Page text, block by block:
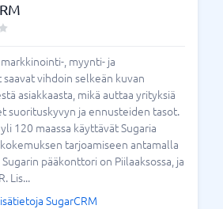
, myynti- ja
vihdoin selkeän kuvan
asiakkaasta, mikä auttaa yrityksiä
suorituskyvyn ja ennusteiden tasot.
120 maassa käyttävät Sugaria
tarjoamiseen antamalla
pääkonttori on Piilaaksossa, ja
Lis...
SugarCRM